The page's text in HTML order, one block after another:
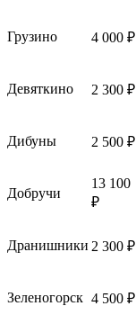
Грузино 4 000 ₽
Девяткино 2 300 ₽
Дибуны 2 500 ₽
Добручи
13 100
₽
Дранишники 2 300 ₽
Зеленогорск 4 500 ₽